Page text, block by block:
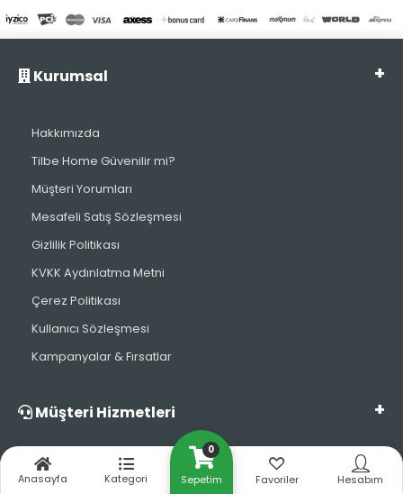
0
Sepetim
Anasayfa Kategori Favoriler Hesabım
Kurumsal
Hakkımızda
Tilbe Home Güvenilir mi?
Müşteri Yorumları
Mesafeli Satış Sözleşmesi
Gizlilik Politikası
KVKK Aydınlatma Metni
Çerez Politikası
Kullanıcı Sözleşmesi
Kampanyalar & Fırsatlar
Müşteri Hizmetleri
Kargom Nerede?